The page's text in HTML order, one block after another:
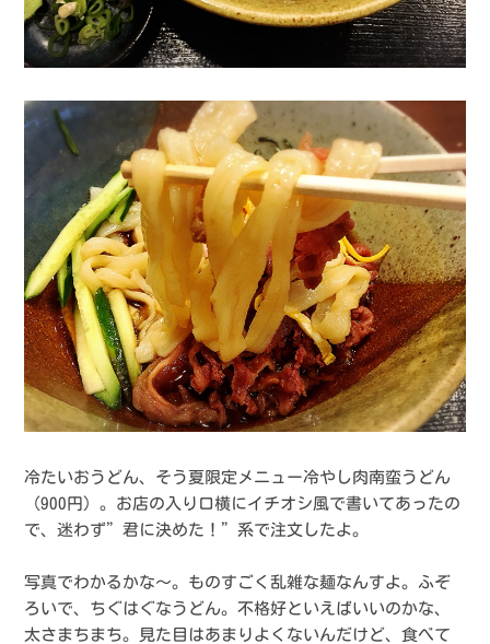
冷たいおうどん、そう夏限定メニュー冷やし肉南蛮うどん
（900円）。お店の入り口横にイチオシ風で書いてあったの
で、迷わず”君に決めた！”系で注文したよ。
写真でわかるかな〜。ものすごく乱雑な麺なんすよ。ふぞ
ろいで、ちぐはぐなうどん。不格好といえばいいのかな、
太さまちまち。見た目はあまりよくないんだけど、食べて